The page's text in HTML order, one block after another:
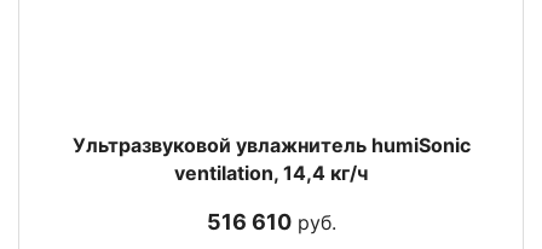
Ультразвуковой увлажнитель humiSonic
ventilation, 14,4 кг/ч
516 610руб.